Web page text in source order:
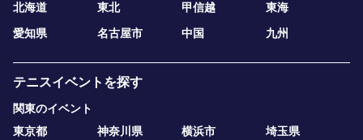
北海道
東北 甲信越
東海
愛知県
名古屋市 中国 九州
テニスイベントを探す
関東のイベント
東京都
神奈川県 横浜市
埼玉県